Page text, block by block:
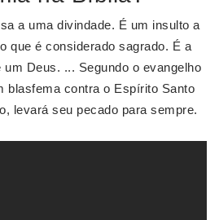
a uma divindade. É um insulto a
que é considerado sagrado. É a
Deus. ... Segundo o evangelho
blasfema contra o Espírito Santo
levará seu pecado para sempre.